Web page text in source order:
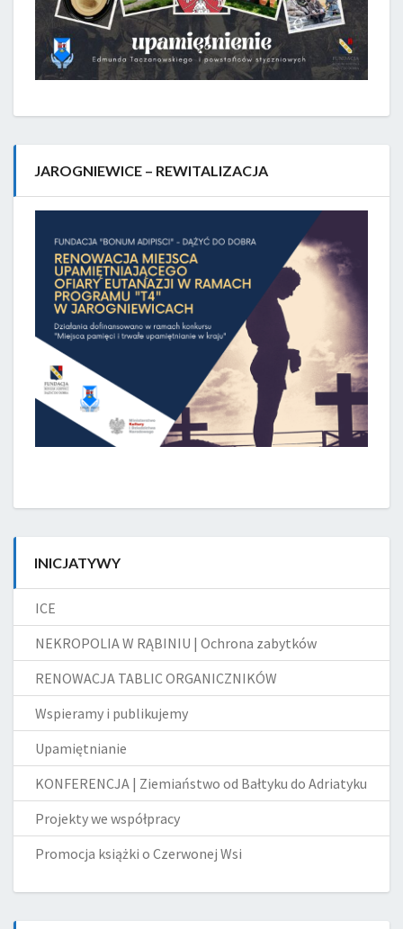
JAROGNIEWICE – REWITALIZACJA
INICJATYWY
ICE
NEKROPOLIA W RĄBINIU | Ochrona zabytków
RENOWACJA TABLIC ORGANICZNIKÓW
Wspieramy i publikujemy
Upamiętnianie
KONFERENCJA | Ziemiaństwo od Bałtyku do Adriatyku
Projekty we współpracy
Promocja książki o Czerwonej Wsi